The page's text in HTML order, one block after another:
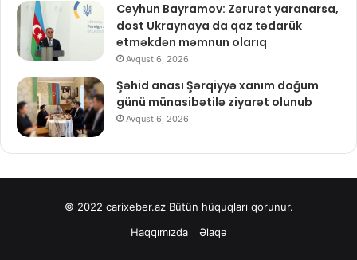
Ceyhun Bayramov: Zərurət yaranarsa,
dost Ukraynaya da qaz tədarük
etməkdən məmnun olarıq
Avqust 6, 2026
Şəhid anası Şərqiyyə xanım doğum
günü münasibətilə ziyarət olunub
Avqust 6, 2026
© 2022 carixeber.azBütün hüquqları qorunur.
Haqqımızda
Əlaqə